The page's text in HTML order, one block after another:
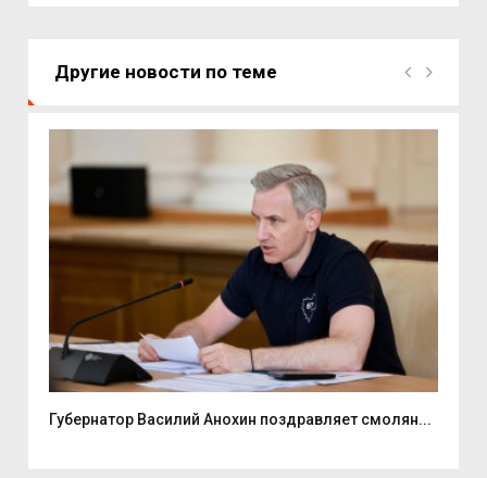
Другие новости по теме
Губернатор Василий Анохин поздравляет смолян...